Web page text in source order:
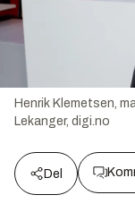
Henrik Klemetsen,
Lekanger, digi.no
Del